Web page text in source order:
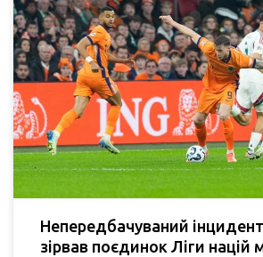
Непередбачуваний
зірвав поєдинок Ліги націй